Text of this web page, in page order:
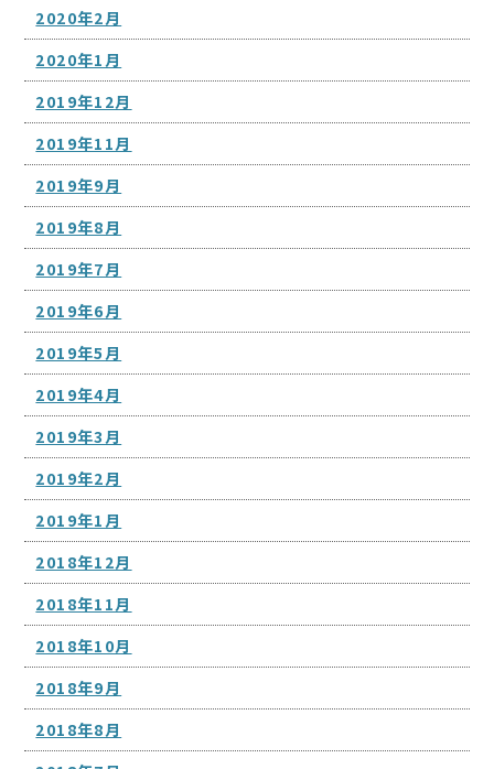
2020年2月
2020年1月
2019年12月
2019年11月
2019年9月
2019年8月
2019年7月
2019年6月
2019年5月
2019年4月
2019年3月
2019年2月
2019年1月
2018年12月
2018年11月
2018年10月
2018年9月
2018年8月